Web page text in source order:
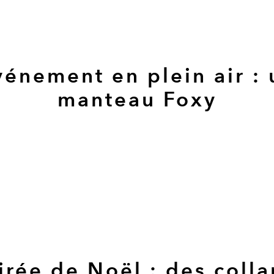
en plein air :
manteau Foxy